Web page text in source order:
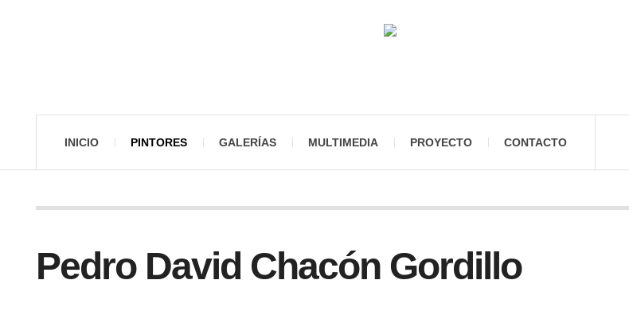
INICIO PINTORES GALERÍAS MULTIMEDIA PROYECTO CONTACTO
Pedro David Chacón Gordillo